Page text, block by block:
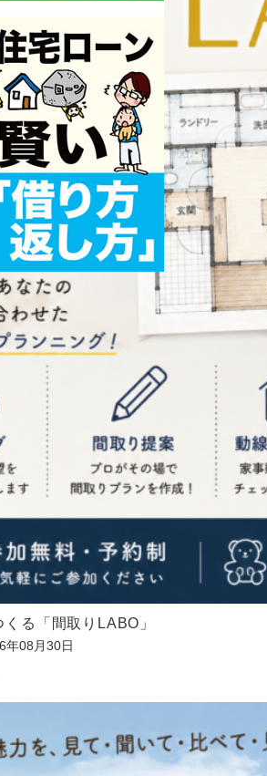
る「間取りLABO」
年08月30日